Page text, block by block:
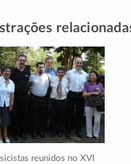
reunidos no XVI